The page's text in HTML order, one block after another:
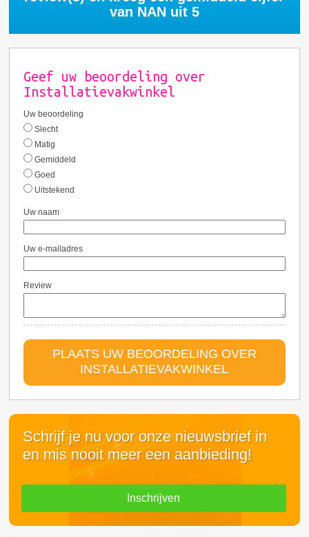
van NAN uit 5
Geef uw beoordeling over
Installatievakwinkel
Uw beoordeling
Slecht
Matig
Gemiddeld
Goed
Uitstekend
Uw naam
Uw e-mailadres
Review
PLAATS UW BEOORDELING OVER
INSTALLATIEVAKWINKEL
Schrijf je nu voor onze nieuwsbrief in
en mis nooit meer een aanbieding!
Inschrijven